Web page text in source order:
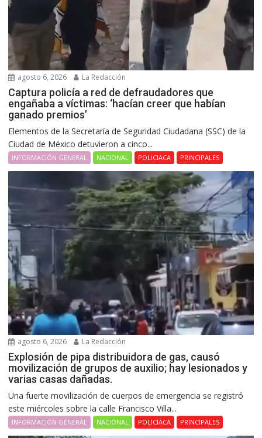
agosto 6, 2026 La Redacción
Captura policía a red de defraudadores que
engañaba a víctimas: ‘hacían creer que habían
ganado premios’
Elementos de la Secretaría de Seguridad Ciudadana (SSC) de la
Ciudad de México detuvieron a cinco...
INFORMACIÓN GENERAL NACIONAL POLICIACA PRINCIPALES
agosto 6, 2026 La Redacción
Explosión de pipa distribuidora de gas, causó
movilización de grupos de auxilio; hay lesionados y
varias casas dañadas.
Una fuerte movilización de cuerpos de emergencia se registró
este miércoles sobre la calle Francisco Villa...
INFORMACIÓN GENERAL NACIONAL POLICIACA PRINCIPALES